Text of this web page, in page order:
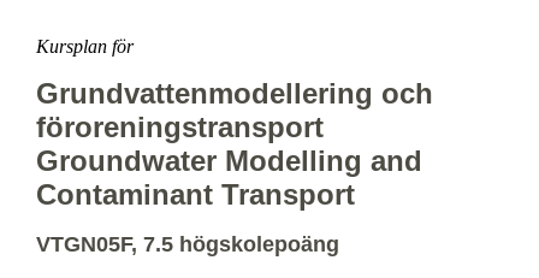
Kursplan för
Grundvattenmodellering och
föroreningstransport
Groundwater Modelling and
Contaminant Transport
VTGN05F, 7.5 högskolepoäng